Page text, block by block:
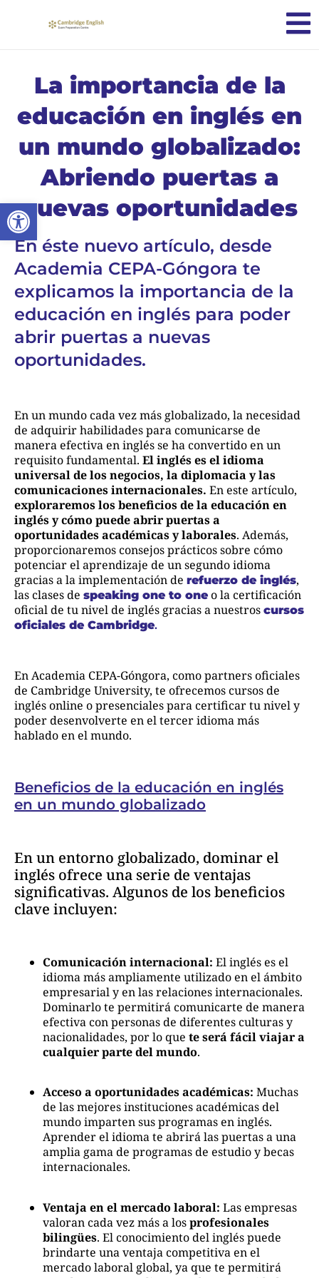
Abrir barra de herramientas
La importancia de la
educación en inglés en
un mundo globalizado:
Abriendo puertas a
nuevas oportunidades
En éste nuevo artículo, desde
Academia CEPA-Góngora te
explicamos la importancia de la
educación en inglés para poder
abrir puertas a nuevas
oportunidades.
En un mundo cada vez más globalizado, la necesidad
de adquirir habilidades para comunicarse de
manera efectiva en inglés se ha convertido en un
requisito fundamental. El inglés es el idioma
universal de los negocios, la diplomacia y las
comunicaciones internacionales. En este artículo,
exploraremos los beneficios de la educación en
inglés y cómo puede abrir puertas a
oportunidades académicas y laborales. Además,
proporcionaremos consejos prácticos sobre cómo
potenciar el aprendizaje de un segundo idioma
gracias a la implementación de refuerzo de inglés,
las clases de speaking one to one o la certificación
oficial de tu nivel de inglés gracias a nuestros cursos
oficiales de Cambridge.
En Academia CEPA-Góngora, como partners oficiales
de Cambridge University, te ofrecemos cursos de
inglés online o presenciales para certificar tu nivel y
poder desenvolverte en el tercer idioma más
hablado en el mundo.
Beneficios de la educación en inglés
en un mundo globalizado
En un entorno globalizado, dominar el
inglés ofrece una serie de ventajas
significativas. Algunos de los beneficios
clave incluyen:
Comunicación internacional: El inglés es el
idioma más ampliamente utilizado en el ámbito
empresarial y en las relaciones internacionales.
Dominarlo te permitirá comunicarte de manera
efectiva con personas de diferentes culturas y
nacionalidades, por lo que te será fácil viajar a
cualquier parte del mundo.
Acceso a oportunidades académicas: Muchas
de las mejores instituciones académicas del
mundo imparten sus programas en inglés.
Aprender el idioma te abrirá las puertas a una
amplia gama de programas de estudio y becas
internacionales.
Ventaja en el mercado laboral: Las empresas
valoran cada vez más a losprofesionales
bilingües. El conocimiento del inglés puede
brindarte una ventaja competitiva en el
mercado laboral global, ya que te permitirá